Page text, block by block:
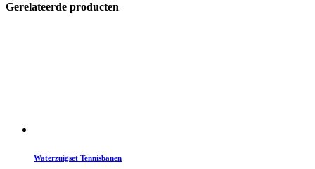
Gerelateerde producten
Waterzuigset Tennisbanen